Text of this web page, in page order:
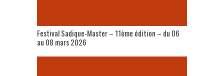
Festival Sadique-Master – 11ème édition – du 06
au 08 mars 2026